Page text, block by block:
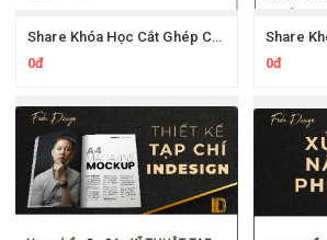
Share Khóa Học Cắt Ghép Chỉnh Sửa Video Trên Điện Thoại Của Thầy Đức Việt Fedu
0đ
0đ